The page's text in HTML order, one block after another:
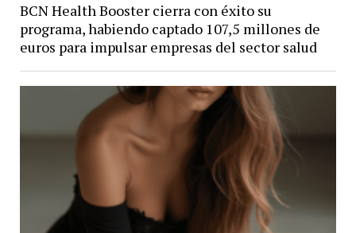
BCN Health Booster cierra con éxito su
programa, habiendo captado 107,5 millones de
euros para impulsar empresas del sector salud